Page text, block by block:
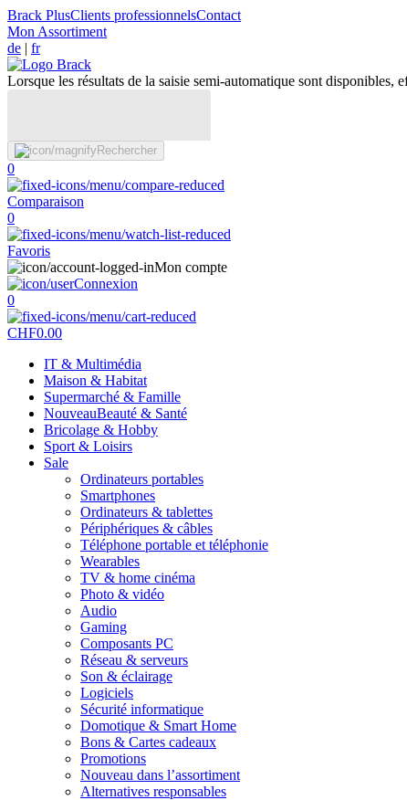
Brack PlusClients professionnelsContact
Mon Assortiment
de | fr
Lorsque les résultats de la saisie semi-automatique sont
Rechercher
0
Comparaison
0
Favoris
Mon compte
Connexion
0
CHF0.00
IT & Multimédia
Maison & Habitat
Supermarché & Famille
NouveauBeauté & Santé
Bricolage & Hobby
Sport & Loisirs
Sale
Ordinateurs portables
Smartphones
Ordinateurs & tablettes
Périphériques & câbles
Téléphone portable et téléphonie
Wearables
TV & home cinéma
Photo & vidéo
Audio
Gaming
Composants PC
Réseau & serveurs
Son & éclairage
Logiciels
Sécurité informatique
Domotique & Smart Home
Bons & Cartes cadeaux
Promotions
Nouveau dans l’assortiment
Alternatives responsables